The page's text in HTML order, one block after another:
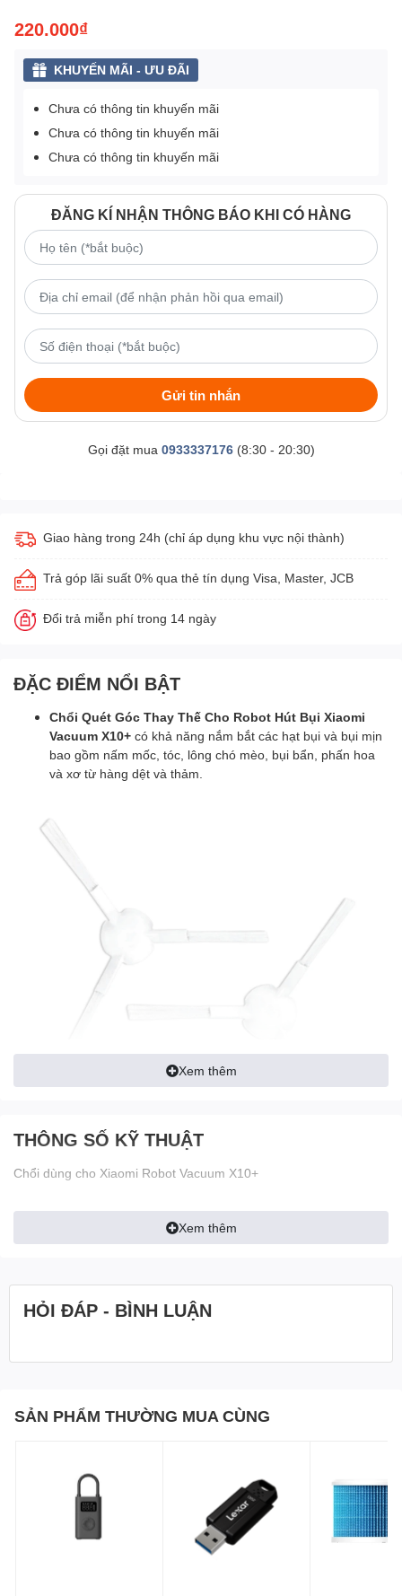
220.000₫
KHUYẾN MÃI - ƯU ĐÃI
Chưa có thông tin khuyến mãi
Chưa có thông tin khuyến mãi
Chưa có thông tin khuyến mãi
ĐĂNG KÍ NHẬN THÔNG BÁO KHI CÓ HÀNG
Gửi tin nhắn
Gọi đặt mua 0933337176(8:30 - 20:30)
Giao hàng trong 24h (chỉ áp dụng khu vực nội thành)
Trả góp lãi suất 0% qua thẻ tín dụng Visa, Master, JCB
Đổi trả miễn phí trong 14 ngày
ĐẶC ĐIỂM NỔI BẬT
Chổi Quét Góc Thay Thế Cho Robot Hút Bụi Xiaomi
Vacuum X10+ có khả năng nắm bắt các hạt bụi và bụi mịn
bao gồm nấm mốc, tóc, lông chó mèo, bụi bẩn, phấn hoa
và xơ từ hàng dệt và thảm.
chúng vào phía trong miệng hút một cách dễ dàng hơn.
Xem thêm
THÔNG SỐ KỸ THUẬT
Chổi dùng cho Xiaomi Robot Vacuum X10+
Xem thêm
HỎI ĐÁP - BÌNH LUẬN
SẢN PHẨM THƯỜNG MUA CÙNG